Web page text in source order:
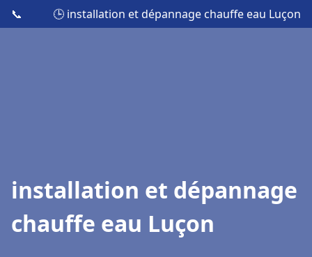
📞 🕒 installation et dépannage chauffe eau Luçon
installation et dépannage
chauffe eau Luçon